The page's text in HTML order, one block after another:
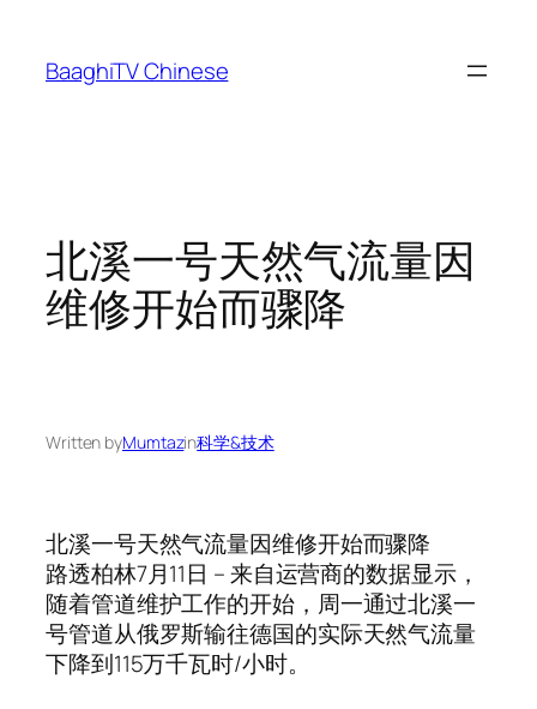
content
BaaghiTV Chinese
北溪一号天然气流量因
维修开始而骤降
Written byMumtazin科学&技术
北溪一号天然气流量因维修开始而骤降
路透柏林7月11日 – 来自运营商的数据显示，
随着管道维护工作的开始，周一通过北溪一
号管道从俄罗斯输往德国的实际天然气流量
下降到115万千瓦时/小时。